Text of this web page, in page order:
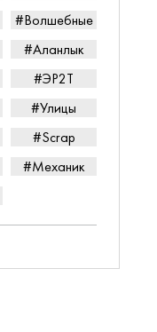
#Волшебные
#Аланлык
#ЭР2Т
#Улицы
#Scrap
#Механик